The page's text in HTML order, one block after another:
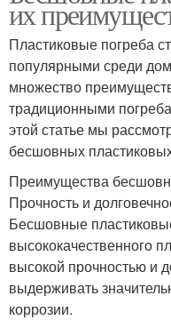
их
Пластиковые погреба
популярными среди
множество
традиционными
этой статье мы
бесшовных
Преимущества
Прочность и
Бесшовные
высококачественного
высокой прочностью и
выдерживать
коррозии.